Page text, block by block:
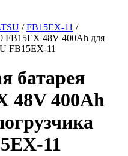
/FB15EX-11 /
FB15EX 48V 400Ah для
FB15EX-11
батарея
48V 400Ah
11